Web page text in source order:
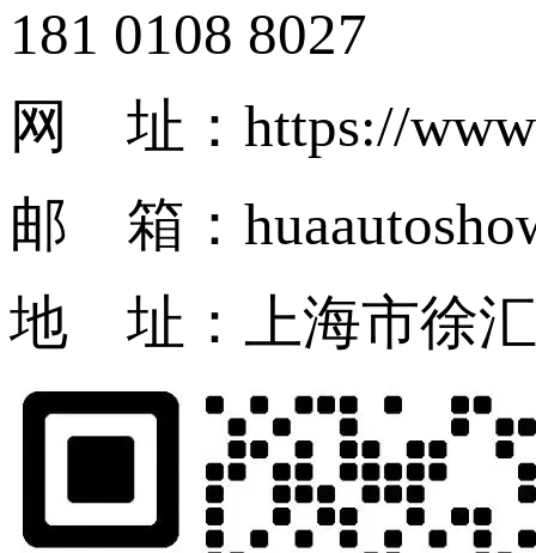
181 0108 8027
网 址：https://
邮 箱：
地 址：上海市徐汇